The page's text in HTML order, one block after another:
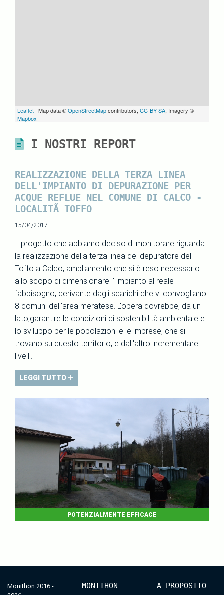
Leaflet | Map data ©OpenStreetMapcontributors, CC-BY-SA, Imagery ©
Mapbox
I NOSTRI REPORT
REALIZZAZIONE DELLA TERZA LINEA
DELL'IMPIANTO DI DEPURAZIONE PER
ACQUE REFLUE NEL COMUNE DI CALCO -
LOCALITÃ TOFFO
15/04/2017
Il progetto che abbiamo deciso di monitorare riguarda
la realizzazione della terza linea del depuratore del
Toffo a Calco, ampliamento che si è reso necessario
allo scopo di dimensionare l' impianto al reale
fabbisogno, derivante dagli scarichi che vi convogliano
8 comuni dell'area meratese. L'opera dovrebbe, da un
lato,garantire le condizioni di sostenibilità ambientale e
lo sviluppo per le popolazioni e le imprese, che si
trovano su questo territorio, e dall'altro incrementare i
livell...
LEGGI TUTTO
POTENZIALMENTE EFFICACE
Monithon 2016 -
MONITHON A PROPOSITO